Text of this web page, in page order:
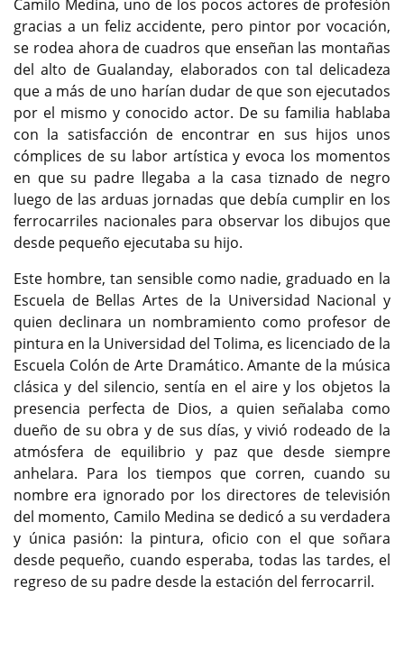
Camilo Medina, uno de los pocos actores de profesión
gracias a un feliz accidente, pero pintor por vocación,
se rodea ahora de cuadros que enseñan las montañas
del alto de Gualanday, elaborados con tal delicadeza
que a más de uno harían dudar de que son ejecutados
por el mismo y conocido actor. De su familia hablaba
con la satisfacción de encontrar en sus hijos unos
cómplices de su labor artística y evoca los momentos
en que su padre llegaba a la casa tiznado de negro
luego de las arduas jornadas que debía cumplir en los
ferrocarriles nacionales para observar los dibujos que
desde pequeño ejecutaba su hijo.
Este hombre, tan sensible como nadie, graduado en la
Escuela de Bellas Artes de la Universidad Nacional y
quien declinara un nombramiento como profesor de
pintura en la Universidad del Tolima, es licenciado de la
Escuela Colón de Arte Dramático. Amante de la música
clásica y del silencio, sentía en el aire y los objetos la
presencia perfecta de Dios, a quien señalaba como
dueño de su obra y de sus días, y vivió rodeado de la
atmósfera de equilibrio y paz que desde siempre
anhelara. Para los tiempos que corren, cuando su
nombre era ignorado por los directores de televisión
del momento, Camilo Medina se dedicó a su verdadera
y única pasión: la pintura, oficio con el que soñara
desde pequeño, cuando esperaba, todas las tardes, el
regreso de su padre desde la estación del ferrocarril.